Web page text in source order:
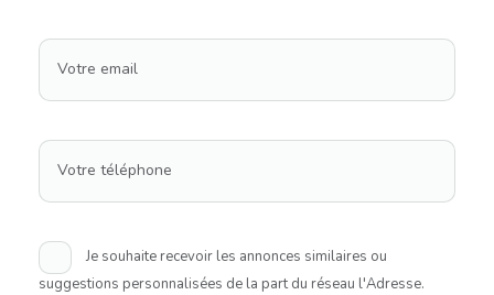
Votre email
Votre téléphone
Je souhaite recevoir les annonces similaires ou
suggestions personnalisées de la part du réseau l'Adresse.